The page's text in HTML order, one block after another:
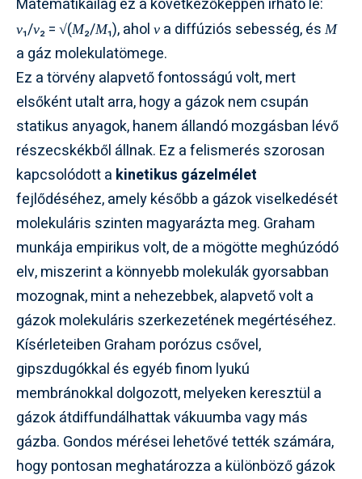
Matematikailag ez a következőképpen írható le:
v₁/v₂ = √(M₂/M₁), ahol v a diffúziós sebesség, és M
a gáz molekulatömege.
Ez a törvény alapvető fontosságú volt, mert
elsőként utalt arra, hogy a gázok nem csupán
statikus anyagok, hanem állandó mozgásban lévő
részecskékből állnak. Ez a felismerés szorosan
kapcsolódott a kinetikus gázelmélet
fejlődéséhez, amely később a gázok viselkedését
molekuláris szinten magyarázta meg. Graham
munkája empirikus volt, de a mögötte meghúzódó
elv, miszerint a könnyebb molekulák gyorsabban
mozognak, mint a nehezebbek, alapvető volt a
gázok molekuláris szerkezetének megértéséhez.
Kísérleteiben Graham porózus csővel,
gipszdugókkal és egyéb finom lyukú
membránokkal dolgozott, melyeken keresztül a
gázok átdiffundálhattak vákuumba vagy más
gázba. Gondos mérései lehetővé tették számára,
hogy pontosan meghatározza a különböző gázok